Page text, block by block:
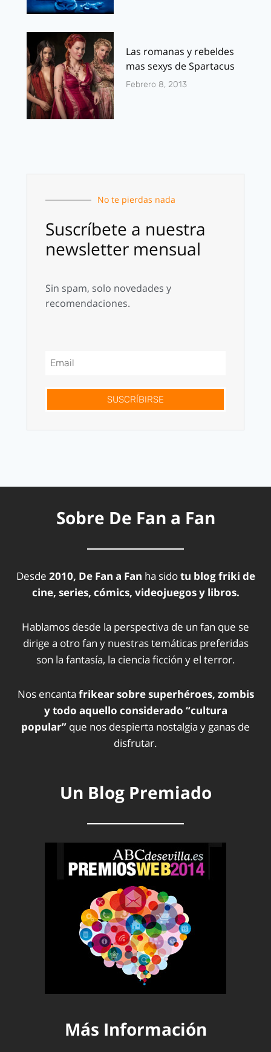
Las romanas y rebeldes
mas sexys de Spartacus
Febrero 8, 2013
No te pierdas nada
Suscríbete a nuestra
newsletter mensual
Sin spam, solo novedades y
recomendaciones.
SUSCRÍBIRSE
Sobre De Fan a Fan
Desde 2010, De Fan a Fan ha sidotu blog friki de
cine, series, cómics, videojuegos y libros.
Hablamos desde la perspectiva de un fan que se
dirige a otro fan y nuestras temáticas preferidas
son la fantasía, la ciencia ficción y el terror.
Nos encanta frikear sobre superhéroes, zombis
y todo aquello considerado “cultura
popular” que nos despierta nostalgia y ganas de
disfrutar.
Un Blog Premiado
Más Información